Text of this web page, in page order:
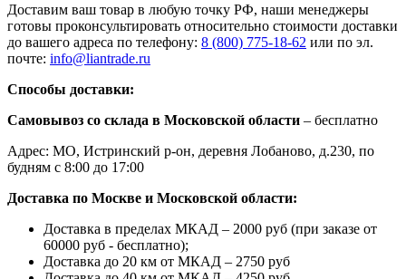
Доставим ваш товар в любую точку РФ, наши менеджеры
готовы проконсультировать относительно стоимости доставки
до вашего адреса по телефону: 8 (800) 775-18-62 или по эл.
почте: info@liantrade.ru
Способы доставки:
Самовывоз со склада в Московской области – бесплатно
Адрес: МО, Истринский р-он, деревня Лобаново, д.230, по
будням с 8:00 до 17:00
Доставка по Москве и Московской области:
Доставка в пределах МКАД – 2000 руб (при заказе от
60000 руб - бесплатно);
Доставка до 20 км от МКАД – 2750 руб